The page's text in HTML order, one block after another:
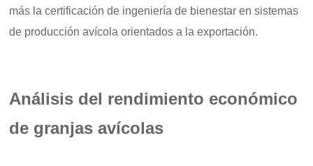
más la certificación de ingeniería de bienestar en sistemas
de producción avícola orientados a la exportación.
Análisis del rendimiento económico
de granjas avícolas